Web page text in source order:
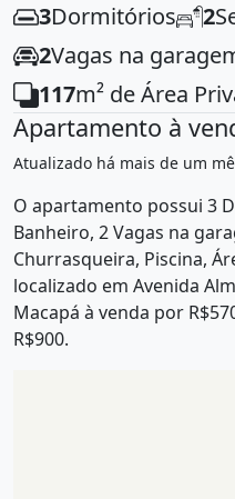
3Dormitórios 2
2Vagas na
117m² de Área
Apartamento à
Atualizado há mais de um
O apartamento possui 3
Banheiro, 2 Vagas na
Churrasqueira, Piscina,
localizado em Avenida
Macapá à venda por
R$900.